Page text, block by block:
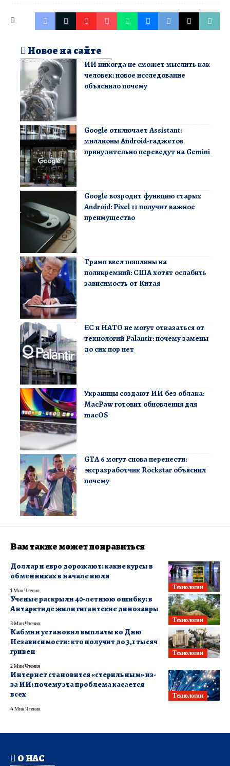
Новое на сайте
ИИ никогда не сможет мыслить как
человек: новое исследование
объяснило почему
Google отключает Assistant:
миллионы Android-гаджетов
принудительно переведут на Gemini
Google возродит функцию старых
Android: Pixel 11 получит важное
преимущество
Трамп ввел пошлины на
поликремний: США хотят ослабить
зависимость от Китая
ЕС и НАТО не могут отказаться от
технологий Palantir: почему замены
до сих пор нет
Украинцы создают ИИ без облака:
MacPaw готовит обновления для
macOS
GTA 6 могут снова перенести:
эксразработчик Rockstar объяснил
почему
Вам также может понравиться
Технологии
Доллар и евро дорожают: какие курсы в
обменниках в начале июля
1 Мин Чтения
Технологии
Ученые раскрыли 40-летнюю ошибку: в
Антарктиде жили гигантские динозавры
3 Мин Чтения
Технологии
Кабмин установил выплаты ко Дню
Независимости: кто получит до 3,1 тысяч
гривен
2 Мин Чтения
Технологии
Интернет становится «стерильным» из-
за ИИ: почему эта проблема касается
всех
4 Мин Чтения
О НАС